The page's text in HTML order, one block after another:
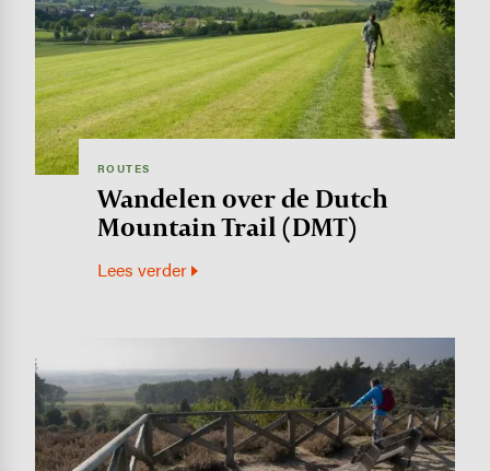
ROUTES
Wandelen over de Dutch
Mountain Trail (DMT)
Lees verder